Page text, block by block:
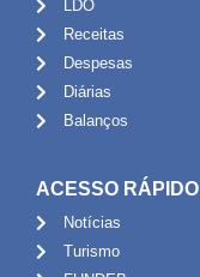
LDO
Receitas
Despesas
Diárias
Balanços
ACESSO RÁPIDO
Notícias
Turismo